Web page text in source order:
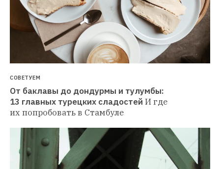
СОВЕТУЕМ
От баклавы до дондурмы и тулумбы:
13 главных турецких сладостей И где
их попробовать в Стамбуле